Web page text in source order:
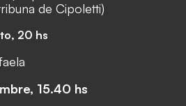
de Cipoletti)
20 hs
15.40 hs